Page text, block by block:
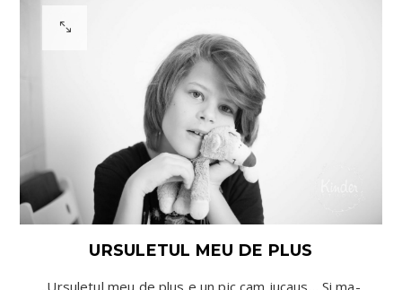
URSULETUL MEU DE PLUS
„Ursuletul meu de plus e un pic cam jucaus… Si ma-